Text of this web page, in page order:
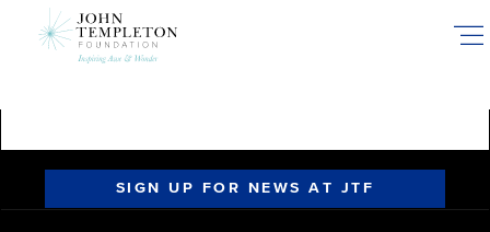
SIGN UP FOR NEWS AT JTF